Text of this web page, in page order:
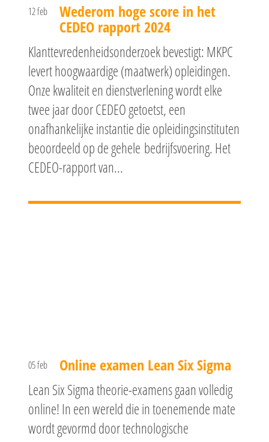
12 feb Wederom hoge score in het
CEDEO rapport 2024
Klanttevredenheidsonderzoek bevestigt: MKPC
levert hoogwaardige (maatwerk) opleidingen.
Onze kwaliteit en dienstverlening wordt elke
twee jaar door CEDEO getoetst, een
onafhankelijke instantie die opleidingsinstituten
beoordeeld op de gehele bedrijfsvoering. Het
CEDEO-rapport van...
05 feb Online examen Lean Six Sigma
Lean Six Sigma theorie-examens gaan volledig
online! In een wereld die in toenemende mate
wordt gevormd door technologische